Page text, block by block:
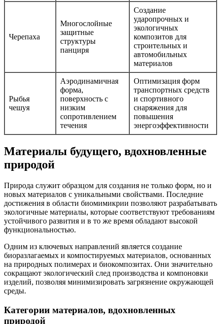
Черепаха
Многослойные
защитные
структуры
панциря
Создание
ударопрочных и
экологичных
композитов для
строительных и
автомобильных
материалов
Рыбья
чешуя
Аэродинамичная
форма,
поверхность с
низким
сопротивлением
течения
Оптимизация форм
транспортных средств
и спортивного
снаряжения для
повышения
энергоэффективности
Материалы будущего, вдохновленные
природой
Природа служит образцом для создания не только форм, но и
новых материалов с уникальными свойствами. Последние
достижения в области биомимикрии позволяют разрабатывать
экологичные материалы, которые соответствуют требованиям
устойчивого развития и в то же время обладают высокой
функциональностью.
Одним из ключевых направлений является создание
биоразлагаемых и компостируемых материалов, основанных
на природных полимерах и биокомпозитах. Они значительно
сокращают экологический след производства и компоновки
изделий, позволяя минимизировать загрязнение окружающей
среды.
Категории материалов, вдохновленных
природой